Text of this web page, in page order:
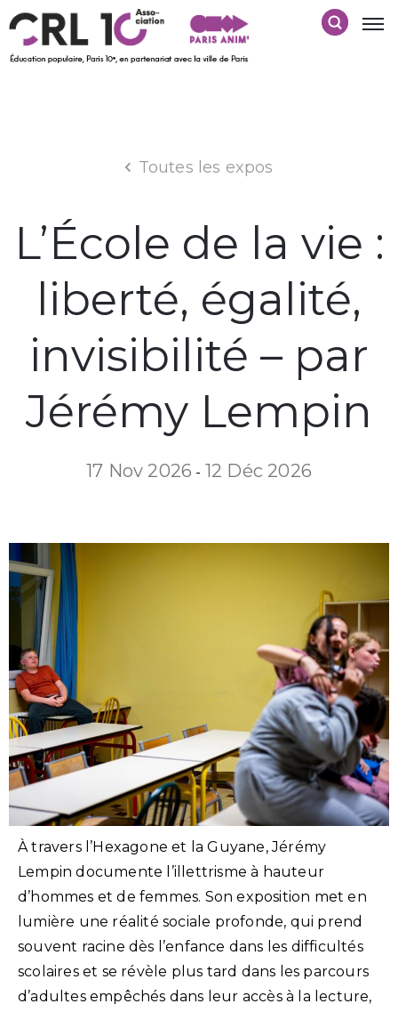
Toutes les expos
L’École de la vie :
liberté, égalité,
invisibilité – par
Jérémy Lempin
17 Nov 2026 - 12 Déc 2026
À travers l’Hexagone et la Guyane, Jérémy
Lempin documente l’illettrisme à hauteur
d’hommes et de femmes. Son exposition met en
lumière une réalité sociale profonde, qui prend
souvent racine dès l’enfance dans les difficultés
scolaires et se révèle plus tard dans les parcours
d’adultes empêchés dans leur accès à la lecture,